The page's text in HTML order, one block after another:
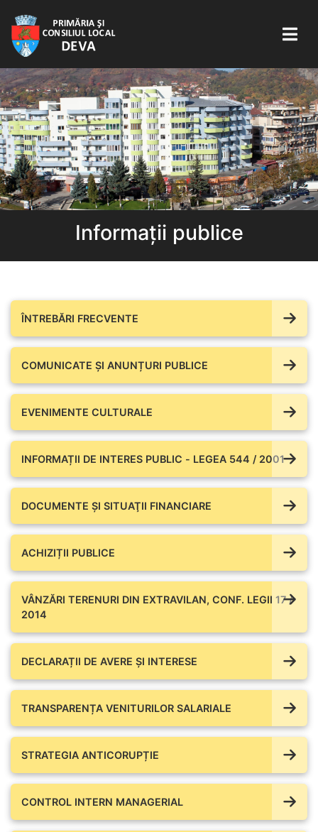
Informații publice
ÎNTREBĂRI FRECVENTE
COMUNICATE ŞI ANUNȚURI PUBLICE
EVENIMENTE CULTURALE
INFORMAȚII DE INTERES PUBLIC - LEGEA 544 / 2001
DOCUMENTE ŞI SITUAŢII FINANCIARE
ACHIZIȚII PUBLICE
VÂNZĂRI TERENURI DIN EXTRAVILAN, CONF. LEGII 17 /
2014
DECLARAȚII DE AVERE ŞI INTERESE
TRANSPARENȚA VENITURILOR SALARIALE
STRATEGIA ANTICORUPȚIE
CONTROL INTERN MANAGERIAL